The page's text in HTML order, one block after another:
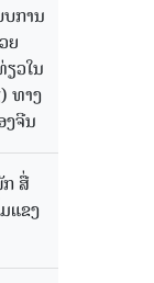
ການ
ຍ
ວໃນ
ທາງ
ງຈີນ
ສື່
ແຂງ